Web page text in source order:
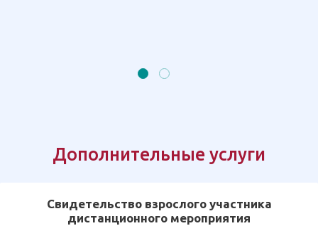
Дополнительные услуги
Свидетельство взрослого участника
дистанционного мероприятия